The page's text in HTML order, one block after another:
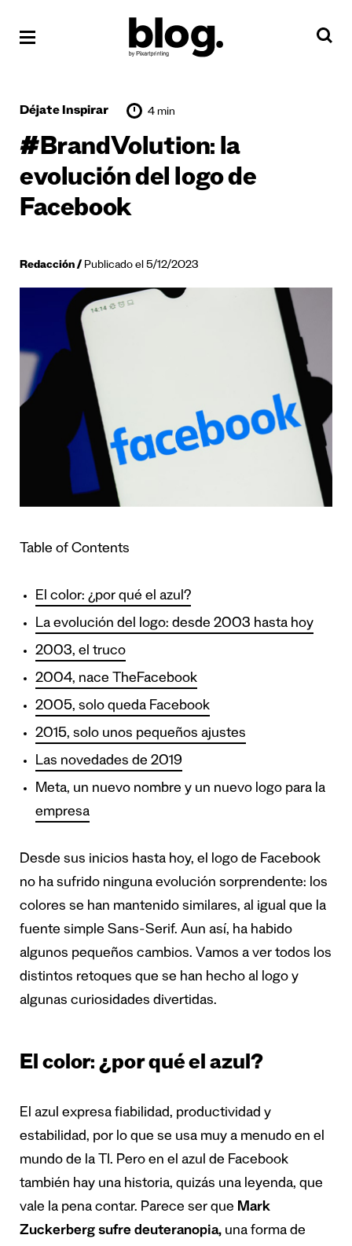
Déjate Inspirar 4 min
#BrandVolution: la
evolución del logo de
Facebook
Redacción Publicado el 5/12/2023
Table of Contents
El color: ¿por qué el azul?
La evolución del logo: desde 2003 hasta hoy
2003, el truco
2004, nace TheFacebook
2005, solo queda Facebook
2015, solo unos pequeños ajustes
Las novedades de 2019
Meta, un nuevo nombre y un nuevo logo para la
empresa
Desde sus inicios hasta hoy, el logo de Facebook
no ha sufrido ninguna evolución sorprendente: los
colores se han mantenido similares, al igual que la
fuente simple Sans-Serif. Aun así, ha habido
algunos pequeños cambios. Vamos a ver todos los
distintos retoques que se han hecho al logo y
algunas curiosidades divertidas.
El color: ¿por qué el azul?
El azul expresa fiabilidad, productividad y
estabilidad, por lo que se usa muy a menudo en el
mundo de la TI. Pero en el azul de Facebook
también hay una historia, quizás una leyenda, que
vale la pena contar. Parece ser que Mark
Zuckerberg sufre deuteranopia, una forma de